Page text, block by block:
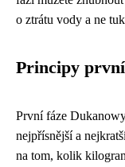
o ztrátu vody a ne
Principy
První fáze
nejpřísnější a
na tom, kolik